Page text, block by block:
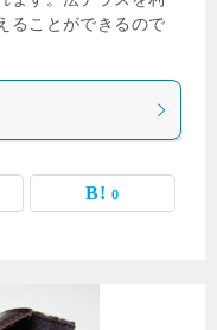
ることができるので
0